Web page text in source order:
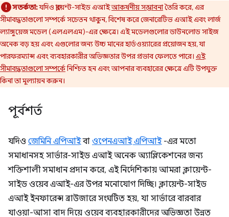
সতর্কতা:যদিও ক্লায়েন্ট-সাইড এআইআকর্ষণীয় সম্ভাবনাতৈরি করে, এর
সীমাবদ্ধতাগুলো সম্পর্কে সচেতন থাকুন, বিশেষ করে জেনারেটিভ এআই এবং লার্জ
ল্যাঙ্গুয়েজ মডেল (এলএলএম)-এর ক্ষেত্রে। এই মডেলগুলোর ডাউনলোড সাইজ
অনেক বড় হয় এবং এগুলোর জন্য উচ্চ মানের হার্ডওয়্যারের প্রয়োজন হয়, যা
পারফরম্যান্স এবং ব্যবহারকারীর অভিজ্ঞতার উপর প্রভাব ফেলতে পারে। এই
সীমাবদ্ধতাগুলো সম্পর্কেনিশ্চিত হন এবং আপনার ব্যবহারের ক্ষেত্রে এটি উপযুক্ত
কিনা তা মূল্যায়ন করুন।
পূর্বশর্ত
যদিও জেমিনি এপিআইবা ওপেনএআই এপিআই-এর মতো
সমাধানসহ সার্ভার-সাইড এআই অনেক অ্যাপ্লিকেশনের জন্য
শক্তিশালী সমাধান প্রদান করে, এই নির্দেশিকায় আমরা ক্লায়েন্ট-
সাইড ওয়েব এআই-এর উপর মনোযোগ দিচ্ছি। ক্লায়েন্ট-সাইড
এআই ইনফারেন্স ব্রাউজারে সংঘটিত হয়, যা সার্ভারে বারবার
যাওয়া-আসা বাদ দিয়ে ওয়েব ব্যবহারকারীদের অভিজ্ঞতা উন্নত